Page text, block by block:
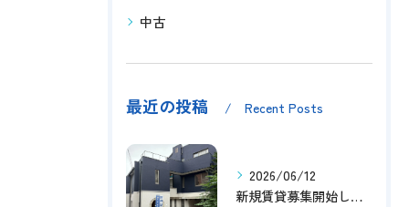
中古
最近の投稿 Recent Posts
2026/06/12
新規賃貸募集開始しました！